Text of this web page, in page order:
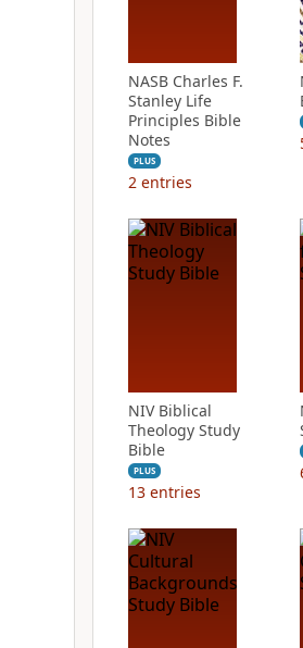
NASB Charles F.
Stanley Life
Principles Bible
Notes
PLUS
2 entries
NIV Biblical
Theology Study
Bible
PLUS
13 entries